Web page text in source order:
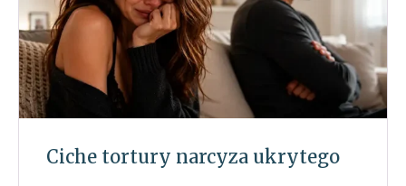
Ciche tortury narcyza ukrytego